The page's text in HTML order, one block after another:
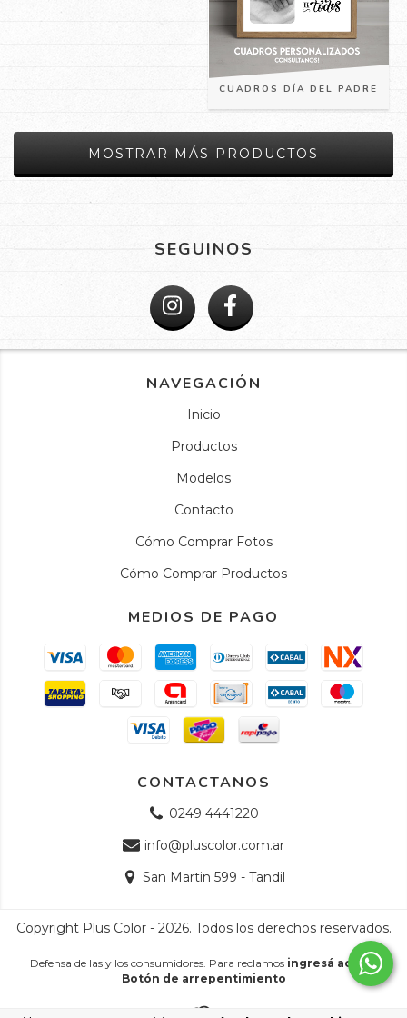
CUADROS DÍA DEL PADRE
MOSTRAR MÁS PRODUCTOS
SEGUINOS
NAVEGACIÓN
Inicio
Productos
Modelos
Contacto
Cómo Comprar Fotos
Cómo Comprar Productos
MEDIOS DE PAGO
CONTACTANOS
0249 4441220
info@pluscolor.com.ar
San Martin 599 - Tandil
Copyright Plus Color - 2026. Todos los derechos reservados.
Defensa de las y los consumidores. Para reclamos ingresá acá. /
Botón de arrepentimiento